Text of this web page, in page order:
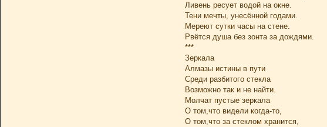
Ливень ресует водой на окне.
Тени мечты, унесённой годами.
Мереют сутки часы на стене.
Рвётся душа без зонта за дождями.
***
Зеркала
Алмазы истины в пути
Среди разбитого стекла
Возможно так и не найти.
Молчат пустые зеркала
О том,что видели когда-то,
О том,что за стеклом хранится,